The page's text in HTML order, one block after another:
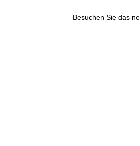
Besuchen Sie das